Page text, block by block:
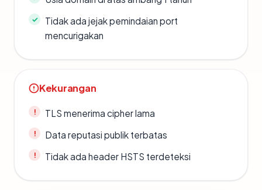
Tidak ada jejak pemindaian port
mencurigakan
Kekurangan
TLS menerima cipher lama
Data reputasi publik terbatas
Tidak ada header HSTS terdeteksi